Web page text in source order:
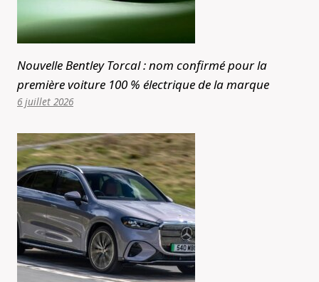
Nouvelle Bentley Torcal : nom confirmé pour la
première voiture 100 % électrique de la marque
6 juillet 2026